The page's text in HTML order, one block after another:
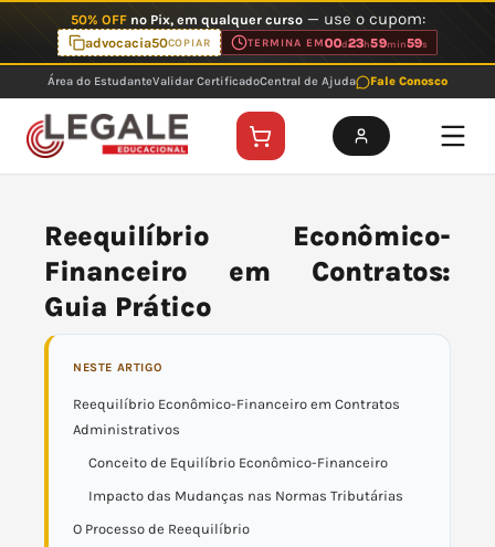
o
conteúdo
50% OFFno Pix, em qualquer curso— use o cupom:
advocacia50COPIAR TERMINA EM00d23h59min59s
Área do EstudanteValidar CertificadoCentral de Ajuda Fale Conosco
Reequilíbrio Econômico-
Financeiro em Contratos:
Guia Prático
NESTE ARTIGO
Reequilíbrio Econômico-Financeiro em Contratos
Administrativos
Conceito de Equilíbrio Econômico-Financeiro
Impacto das Mudanças nas Normas Tributárias
O Processo de Reequilíbrio